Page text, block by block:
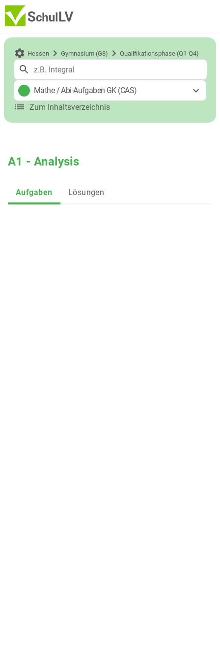
Hessen Gymnasium (G8) Qualifikationsphase (Q1-Q4)
Mathe/Abi-Aufgaben GK (CAS)
Zum Inhaltsverzeichnis
A1 - Analysis
Aufgaben Lösungen